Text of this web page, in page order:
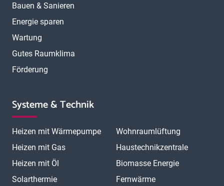
Bauen & Sanieren
Energie sparen
Wartung
Gutes Raumklima
Förderung
Systeme & Technik
Heizen mit Wärmepumpe
Heizen mit Gas
Heizen mit Öl
Solarthermie
Wohnraumlüftung
Haustechnikzentrale
Biomasse Energie
Fernwärme